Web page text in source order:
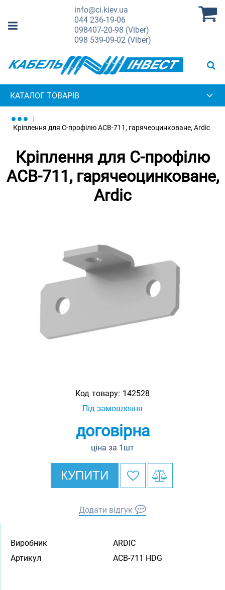
info@ci.kiev.ua
044236-19-06
098407-20-98 (Viber)
098 539-09-02 (Viber)
КАТАЛОГ ТОВАРІВ
Кріплення для С-профілю ACB-711, гарячеоцинковане, Ardic
Кріплення для С-профілю
ACB-711, гарячеоцинковане,
Ardic
Код товару: 142528
Під замовлення
договірна
ціна за 1шт
КУПИТИ
Додати відгук
Виробник
ARDIC
Артикул
ACB-711 HDG